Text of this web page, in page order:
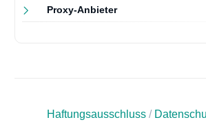
Proxy-Anbieter
Haftungsausschluss /